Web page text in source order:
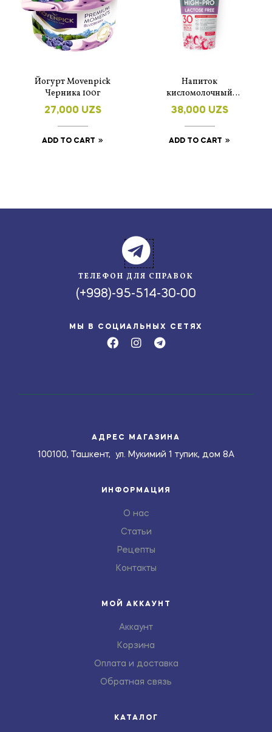
Йогурт Movenpick
Черника 100г
27,000 UZS
ADD TO CART
Напиток
кисломолочный
обезжиренный
Exponenta High-Pro
клубника-земляника
без лактозы 250 г
38,000 UZS
ADD TO CART
ТЕЛЕФОН ДЛЯ СПРАВОК
(+998)-95-514-30-00
МЫ В СОЦИАЛЬНЫХ СЕТЯХ
АДРЕС МАГАЗИНА
100100, Ташкент, ул. Мукимий 1 тупик, дом 8А
ИНФОРМАЦИЯ
О нас
Статьи
Рецепты
Контакты
МОЙ АККАУНТ
Аккаунт
Корзина
Оплата и доставка
Обратная связь
КАТАЛОГ